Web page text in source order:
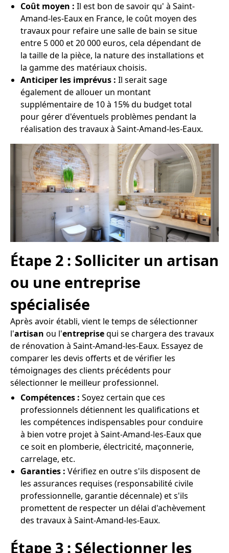
Coût moyen : Il est bon de savoir qu' à Saint-
Amand-les-Eaux en France, le coût moyen des
travaux pour refaire une salle de bain se situe
entre 5 000 et 20 000 euros, cela dépendant de
la taille de la pièce, la nature des installations et
la gamme des matériaux choisis.
Anticiper les imprévus : Il serait sage
également de allouer un montant
supplémentaire de 10 à 15% du budget total
pour gérer d'éventuels problèmes pendant la
réalisation des travaux à Saint-Amand-les-Eaux.
Étape 2 : Solliciter un artisan
ou une entreprise
spécialisée
Après avoir établi, vient le temps de sélectionner
l'artisan ou l'entreprisequi se chargera des travaux
de rénovation à Saint-Amand-les-Eaux. Essayez de
comparer les devis offerts et de vérifier les
témoignages des clients précédents pour
sélectionner le meilleur professionnel.
Compétences : Soyez certain que ces
professionnels détiennent les qualifications et
les compétences indispensables pour conduire
à bien votre projet à Saint-Amand-les-Eaux que
ce soit en plomberie, électricité, maçonnerie,
carrelage, etc.
Garanties : Vérifiez en outre s'ils disposent de
les assurances requises (responsabilité civile
professionnelle, garantie décennale) et s'ils
promettent de respecter un délai d'achèvement
des travaux à Saint-Amand-les-Eaux.
Étape 3 : Sélectionner les